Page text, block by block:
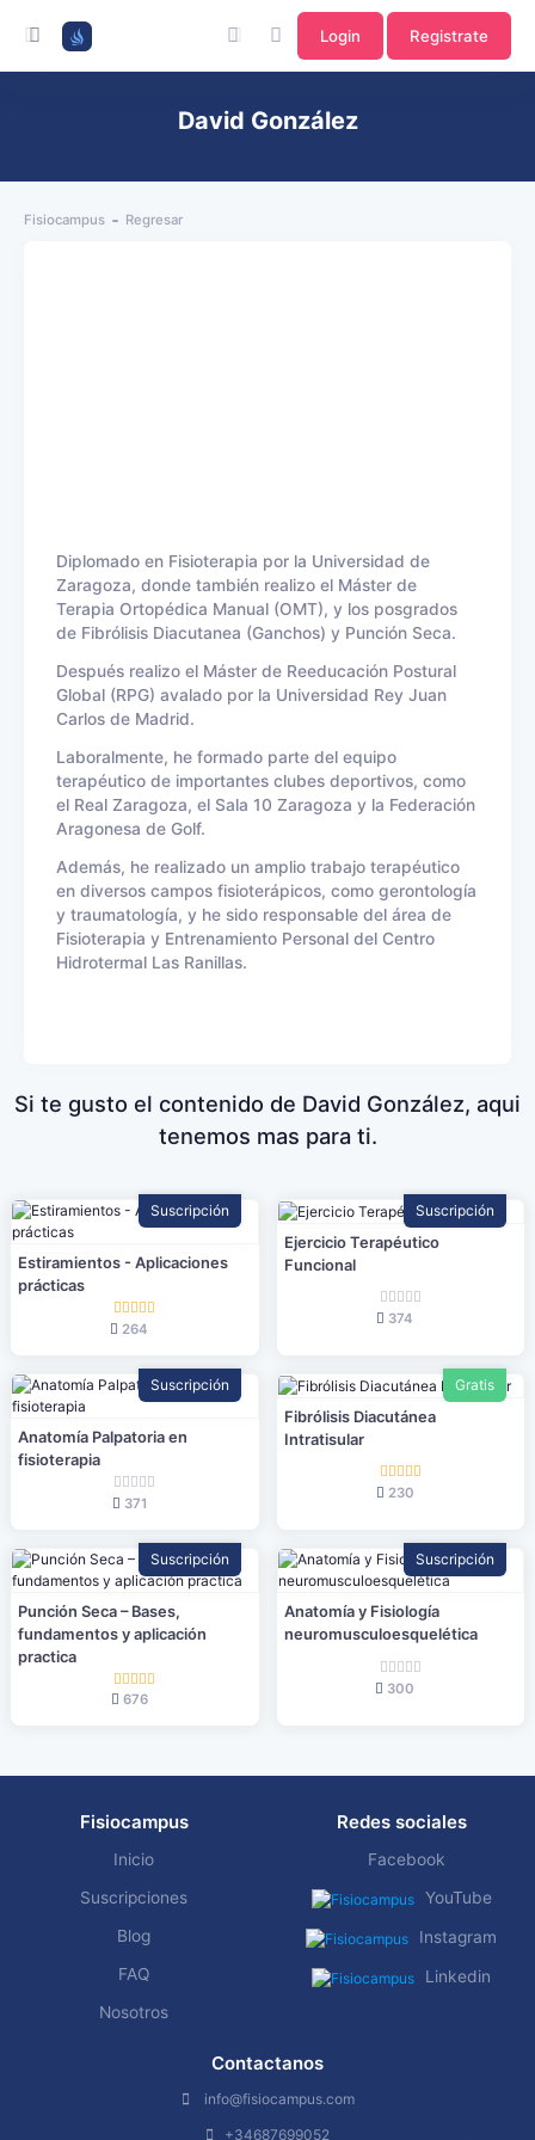
Login Registrate
David González
Fisiocampus Regresar
Diplomado en Fisioterapia por la Universidad de
Zaragoza, donde también realizo el Máster de
Terapia Ortopédica Manual (OMT), y los posgrados
de Fibrólisis Diacutanea (Ganchos) y Punción Seca.
Después realizo el Máster de Reeducación Postural
Global (RPG) avalado por la Universidad Rey Juan
Carlos de Madrid.
Laboralmente, he formado parte del equipo
terapéutico de importantes clubes deportivos, como
el Real Zaragoza, el Sala 10 Zaragoza y la Federación
Aragonesa de Golf.
Además, he realizado un amplio trabajo terapéutico
en diversos campos fisioterápicos, como gerontología
y traumatología, y he sido responsable del área de
Fisioterapia y Entrenamiento Personal del Centro
Hidrotermal Las Ranillas.
Si te gusto el contenido de David González, aqui
tenemos mas para ti.
Suscripción
Estiramientos - Aplicaciones
prácticas
264
Suscripción
Ejercicio Terapéutico
Funcional
374
Suscripción
Anatomía Palpatoria en
fisioterapia
371
Gratis
Fibrólisis Diacutánea
Intratisular
230
Suscripción
Punción Seca – Bases,
fundamentos y aplicación
practica
676
Suscripción
Anatomía y Fisiología
neuromusculoesquelética
300
Fisiocampus
Inicio
Suscripciones
Blog
FAQ
Nosotros
Redes sociales
Facebook
YouTube
Instagram
Linkedin
Contactanos
info@fisiocampus.com
+34687699052